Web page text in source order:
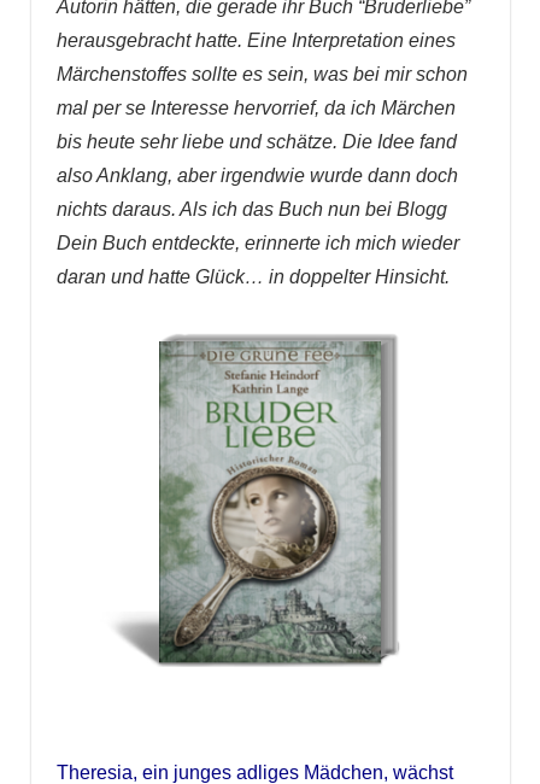
Autorin hätten, die gerade ihr Buch “Bruderliebe”
herausgebracht hatte. Eine Interpretation eines
Märchenstoffes sollte es sein, was bei mir schon
mal per se Interesse hervorrief, da ich Märchen
bis heute sehr liebe und schätze. Die Idee fand
also Anklang, aber irgendwie wurde dann doch
nichts daraus. Als ich das Buch nun bei Blogg
Dein Buch entdeckte, erinnerte ich mich wieder
daran und hatte Glück… in doppelter Hinsicht.
Theresia, ein junges adliges Mädchen, wächst